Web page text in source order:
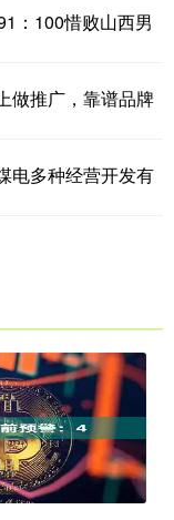
：100惜败山西男
做推广，靠谱品牌
电多种经营开发有